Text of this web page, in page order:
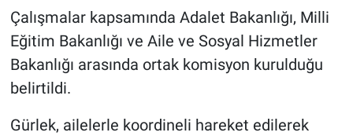
Çalışmalar kapsamında Adalet Bakanlığı, Milli
Eğitim Bakanlığı ve Aile ve Sosyal Hizmetler
Bakanlığı arasında ortak komisyon kurulduğu
belirtildi.
Gürlek, ailelerle koordineli hareket edilerek